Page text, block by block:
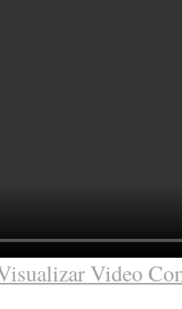
Video